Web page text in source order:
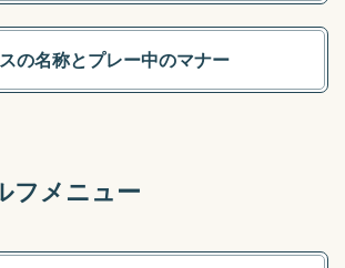
の名称とプレー中のマナー
フメニュー